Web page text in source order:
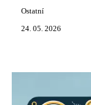
Ostatní
24. 05. 2026